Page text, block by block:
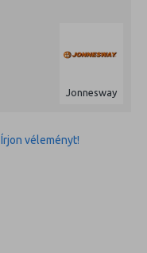
Jonnesway
Írjon véleményt!